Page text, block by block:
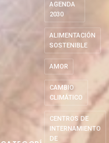
AGENDA
2030
ALIMENTACIÓN
SOSTENIBLE
AMOR
CAMBIO
CLIMÁTICO
CENTROS DE
INTERNAMIENTO
DE